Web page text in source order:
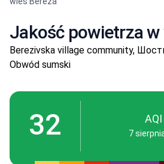
Jakość powietrza w
Berezivska village community,
Obwód sumski
32 7